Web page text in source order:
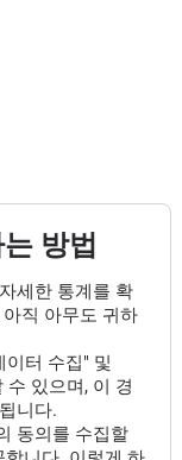
방법
세한 통계를 확
직 아무도 귀하
이터 수집" 및
수 있으며, 이 경
니다.
동의를 수집할